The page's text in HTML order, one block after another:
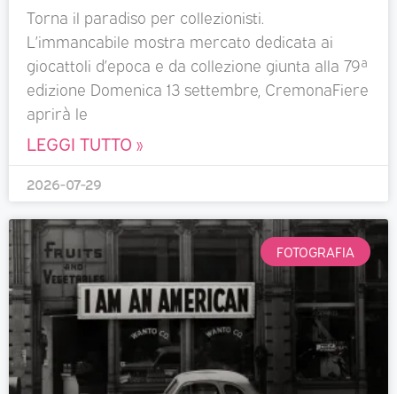
Torna il paradiso per collezionisti.
L’immancabile mostra mercato dedicata ai
giocattoli d’epoca e da collezione giunta alla 79ª
edizione Domenica 13 settembre, CremonaFiere
aprirà le
LEGGI TUTTO »
2026-07-29
FOTOGRAFIA